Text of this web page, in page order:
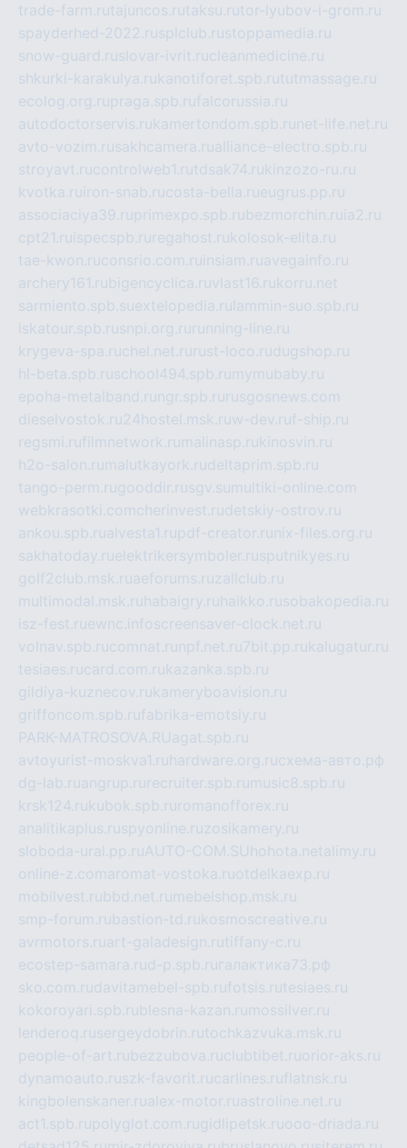
trade-farm.rutajuncos.rutaksu.rutor-lyubov-i-grom.ru
spayderhed-2022.rusplclub.rustoppamedia.ru
snow-guard.ruslovar-ivrit.rucleanmedicine.ru
shkurki-karakulya.rukanotiforet.spb.rututmassage.ru
ecolog.org.rupraga.spb.rufalcorussia.ru
autodoctorservis.rukamertondom.spb.ru net-life.net.ru
avto-vozim.rusakhcamera.rualliance-electro.spb.ru
stroyavt.rucontrolweb1.rutdsak74.rukinzozo-ru.ru
kvotka.ru iron-snab.rucosta-bella.rueugrus.pp.ru
associaciya39.ruprimexpo.spb.rubezmorchin.ru ia2.ru
cpt21.ru ispecspb.ru regahost.rukolosok-elita.ru
tae-kwon.ruconsrio.com.ru insiam.ruavegainfo.ru
archery161.rubigencyclica.ruvlast16.rukorru.net
sarmiento.spb.suextelopedia.ru lammin-suo.spb.ru
iskatour.spb.rusnpi.org.ru running-line.ru
krygeva-spa.ruchel.net.ru rust-loco.rudugshop.ru
hl-beta.spb.ruschool494.spb.ru mymubaby.ru
epoha-metalband.ru ngr.spb.ru rusgosnews.com
dieselvostok.ru24hostel.msk.ruw-dev.ruf-ship.ru
regsmi.rufilmnetwork.ru malinasp.rukinosvin.ru
h2o-salon.ru malutkayork.rudeltaprim.spb.ru
tango-perm.rugooddir.rusgv.su multiki-online.com
webkrasotki.comcherinvest.rudetskiy-ostrov.ru
ankou.spb.rualvesta1.rupdf-creator.ru nix-files.org.ru
sakhatoday.ruelektrikersymboler.rusputnikyes.ru
golf2club.msk.ruaeforums.ruzallclub.ru
multimodal.msk.ru habaigry.ru haikko.rusobakopedia.ru
isz-fest.ruewnc.infoscreensaver-clock.net.ru
volnav.spb.rucomnat.ru npf.net.ru7bit.pp.rukalugatur.ru
tesiaes.rucard.com.rukazanka.spb.ru
gildiya-kuznecov.rukameryboavision.ru
griffoncom.spb.rufabrika-emotsiy.ru
PARK-MATROSOVA.RUagat.spb.ru
avtoyurist-moskva1.ru hardware.org.ruсхема-авто.рф
dg-lab.ruangrup.ru recruiter.spb.ru music8.spb.ru
krsk124.rukubok.spb.ru romanofforex.ru
analitikaplus.ruspyonline.ruzosikamery.ru
sloboda-ural.pp.ruAUTO-COM.SU hohota.netalimy.ru
online-z.comaromat-vostoka.ruotdelkaexp.ru
mobilvest.rubbd.net.ru mebelshop.msk.ru
smp-forum.rubastion-td.rukosmoscreative.ru
avrmotors.ruart-galadesign.rutiffany-c.ru
ecostep-samara.rud-p.spb.ru галактика73.рф
sko.com.rudavitamebel-spb.rufotsis.rutesiaes.ru
kokoroyari.spb.rublesna-kazan.ru mossilver.ru
lenderoq.rusergeydobrin.rutochkazvuka.msk.ru
people-of-art.rubezzubova.ruclubtibet.ruorior-aks.ru
dynamoauto.ruszk-favorit.rucarlines.ruflatnsk.ru
kingbolenskaner.rualex-motor.ruastroline.net.ru
act1.spb.rupolyglot.com.rugidlipetsk.ruooo-driada.ru